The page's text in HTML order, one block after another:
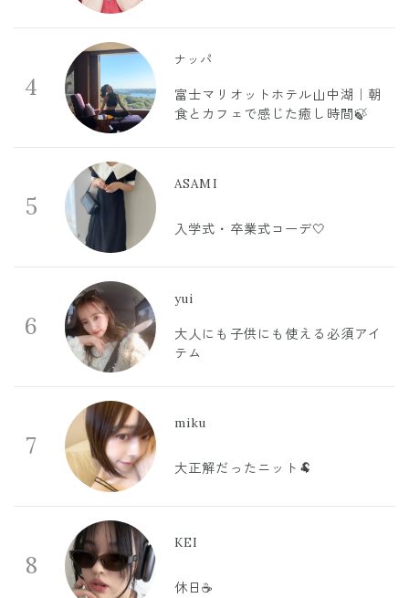
4
ナッパ
富士マリオットホテル山中湖｜朝
食とカフェで感じた癒し時間🍃
5
ASAMI
入学式・卒業式コーデ🤍
6
yui
大人にも子供にも使える必須アイ
テム
7
miku
大正解だったニット🐏
8
KEI
休日☕️